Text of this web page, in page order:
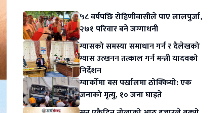
५८ वर्षपछि रोहिणीवासीले पाए लालपुर्जा,
२७१ परिवार बने जग्गाधनी
ग्यासको समस्या समाधान गर्न र दैलेखको
ग्यास उत्खनन तत्काल गर्न मन्त्री यादवको
निर्देशन
ग्वार्कोमा बस पर्खालमा ठोक्कियो: एक
जनाको मृत्यु, १० जना घाइते